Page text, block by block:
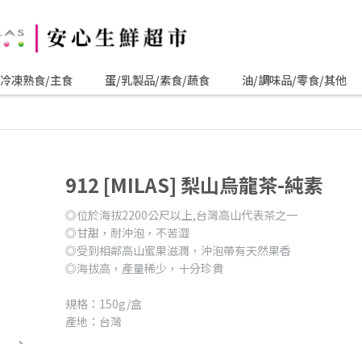
冷凍熟食/主食 蛋/乳製品/素食/蔬食 油/調味品/零食/其他
912 [MILAS] 梨山烏龍茶-純素
◎位於海拔2200公尺以上,台灣高山代表茶之一
◎甘甜，耐沖泡，不苦澀
◎受到相鄰高山蜜果滋潤，沖泡帶有天然果香
◎海拔高，產量稀少，十分珍貴
規格：150g/盒
產地：台灣